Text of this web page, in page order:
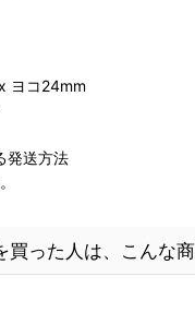
ヨコ24mm
発送方法
買った人は、こんな